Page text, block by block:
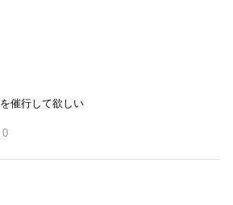
催行して欲しい
0